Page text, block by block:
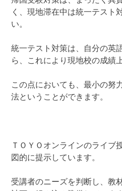
く、現地滞在中は統一テスト
い。
統一テスト対策は、自分の英
ら、これにより現地校の成績
この点においても、最小の努
法ということができます。
ＴＯＹＯオンラインのライブ
図的に提示しています。
受講者のニーズを判断し、教